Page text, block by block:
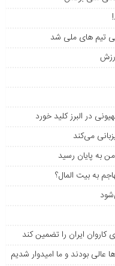
در البرز کلید خورد
می‌کند
به پایان رسید
به بیت المال؟
کاروان ایران را تضمین کند
عالی بودند و ما امیدوار شدیم